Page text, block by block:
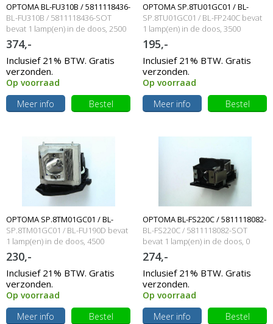
OPTOMA BL-FU310B / 5811118436-
SOT Originele lampmodule
BL-FU310B / 5811118436-SOT
bevat 1 lamp(en) in de doos, 2500
branduren en 310 Watt
374,-
Inclusief 21% BTW. Gratis
verzonden.
Op voorraad
Meer info
Bestel
OPTOMA SP.8TU01GC01 / BL-
FP240C Originele lampmodule
SP.8TU01GC01 / BL-FP240C bevat
1 lamp(en) in de doos, 3500
branduren en 0 Watt
195,-
Inclusief 21% BTW. Gratis
verzonden.
Op voorraad
Meer info
Bestel
OPTOMA SP.8TM01GC01 / BL-
FU190D Originele lampmodule
SP.8TM01GC01 / BL-FU190D bevat
1 lamp(en) in de doos, 4500
branduren en 190 Watt
230,-
Inclusief 21% BTW. Gratis
verzonden.
Op voorraad
Meer info
Bestel
OPTOMA BL-FS220C / 5811118082-
SOT Originele lampmodule
BL-FS220C / 5811118082-SOT
bevat 1 lamp(en) in de doos, 0
branduren en 220 Watt
274,-
Inclusief 21% BTW. Gratis
verzonden.
Op voorraad
Meer info
Bestel